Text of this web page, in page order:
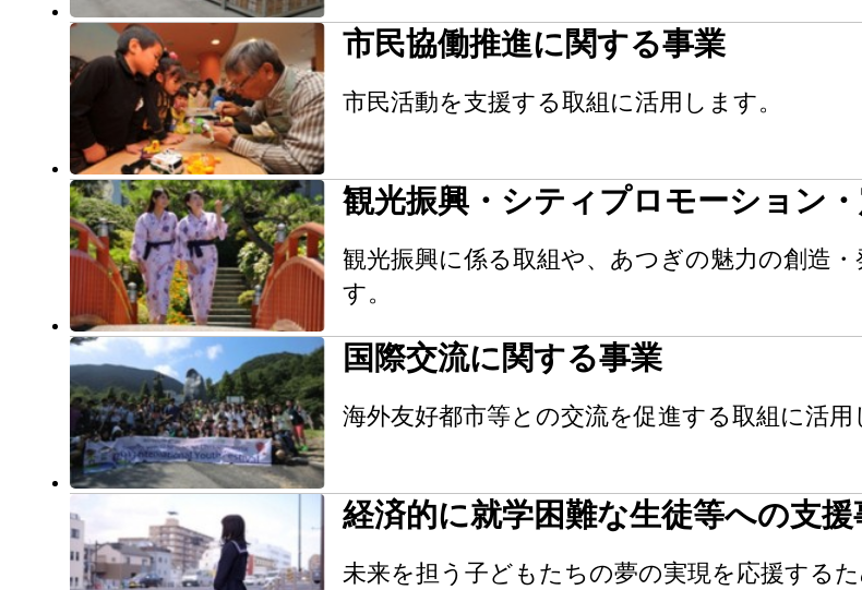
市民協働推進に関する事業
市民活動を支援する取組に活用します。
観光振興・シティプロモーション
観光振興に係る取組や、あつぎの魅力の創造
す。
国際交流に関する事業
海外友好都市等との交流を促進する取組に活用
経済的に就学困難な生徒等への支援
未来を担う子どもたちの夢の実現を応援するた